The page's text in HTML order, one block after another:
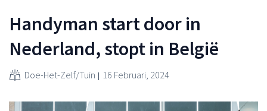
Handyman start door in
Nederland, stopt in België
Doe-Het-Zelf/Tuin 16 Februari, 2024